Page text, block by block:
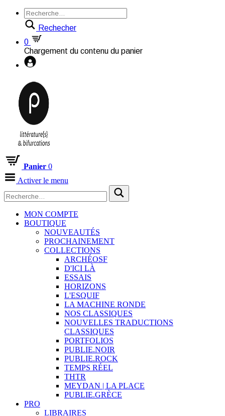
Rechecher
0
Chargement du contenu du panier
Panier 0
Activer le menu
MON COMPTE
BOUTIQUE
NOUVEAUTÉS
PROCHAINEMENT
COLLECTIONS
ARCHÉOSF
D'ICI LÀ
ESSAIS
HORIZONS
L'ESQUIF
LA MACHINE RONDE
NOS CLASSIQUES
NOUVELLES TRADUCTIONS
CLASSIQUES
PORTFOLIOS
PUBLIE.NOIR
PUBLIE.ROCK
TEMPS RÉEL
THTR
MEYDAN | LA PLACE
PUBLIE.GRÈCE
PRO
LIBRAIRES